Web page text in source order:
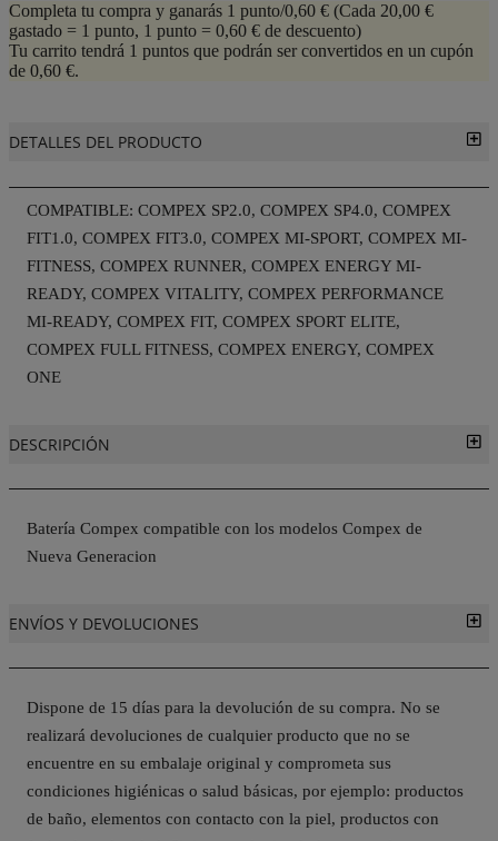
Completa tu compra y ganarás 1 punto/0,60 € (Cada 20,00 €
gastado = 1 punto, 1 punto = 0,60 € de descuento)
Tu carrito tendrá 1 puntos que podrán ser convertidos en un cupón
de 0,60 €.
DETALLES DEL PRODUCTO
COMPATIBLE: COMPEX SP2.0, COMPEX SP4.0, COMPEX
FIT1.0, COMPEX FIT3.0, COMPEX MI-SPORT, COMPEX MI-
FITNESS, COMPEX RUNNER, COMPEX ENERGY MI-
READY, COMPEX VITALITY, COMPEX PERFORMANCE
MI-READY, COMPEX FIT, COMPEX SPORT ELITE,
COMPEX FULL FITNESS, COMPEX ENERGY, COMPEX
ONE
DESCRIPCIÓN
Batería Compex compatible con los modelos Compex de
Nueva Generacion
ENVÍOS Y DEVOLUCIONES
Dispone de 15 días para la devolución de su compra. No se
realizará devoluciones de cualquier producto que no se
encuentre en su embalaje original y comprometa sus
condiciones higiénicas o salud básicas, por ejemplo: productos
de baño, elementos con contacto con la piel, productos con